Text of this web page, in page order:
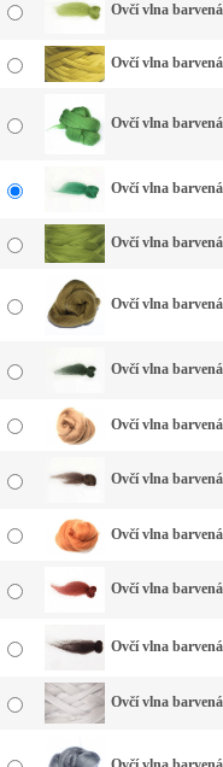
Ovčí vlna
Ovčí vlna
Ovčí vlna
Ovčí vlna
Ovčí vlna
Ovčí vlna
Ovčí vlna
Ovčí vlna
Ovčí vlna
Ovčí vlna
Ovčí vlna
Ovčí vlna
Ovčí vlna